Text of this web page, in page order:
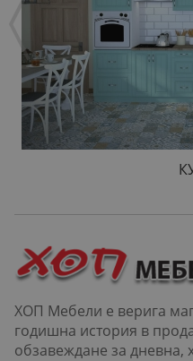
ХОП Мебели е верига
годишна история в продажбата на мебели, кухни,
обзавеждане за дневна,